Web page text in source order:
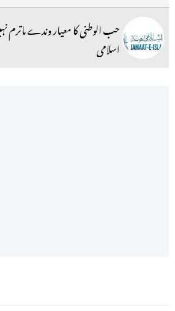
حب الوطنی کا معیار وندے ماترم
اسلامی